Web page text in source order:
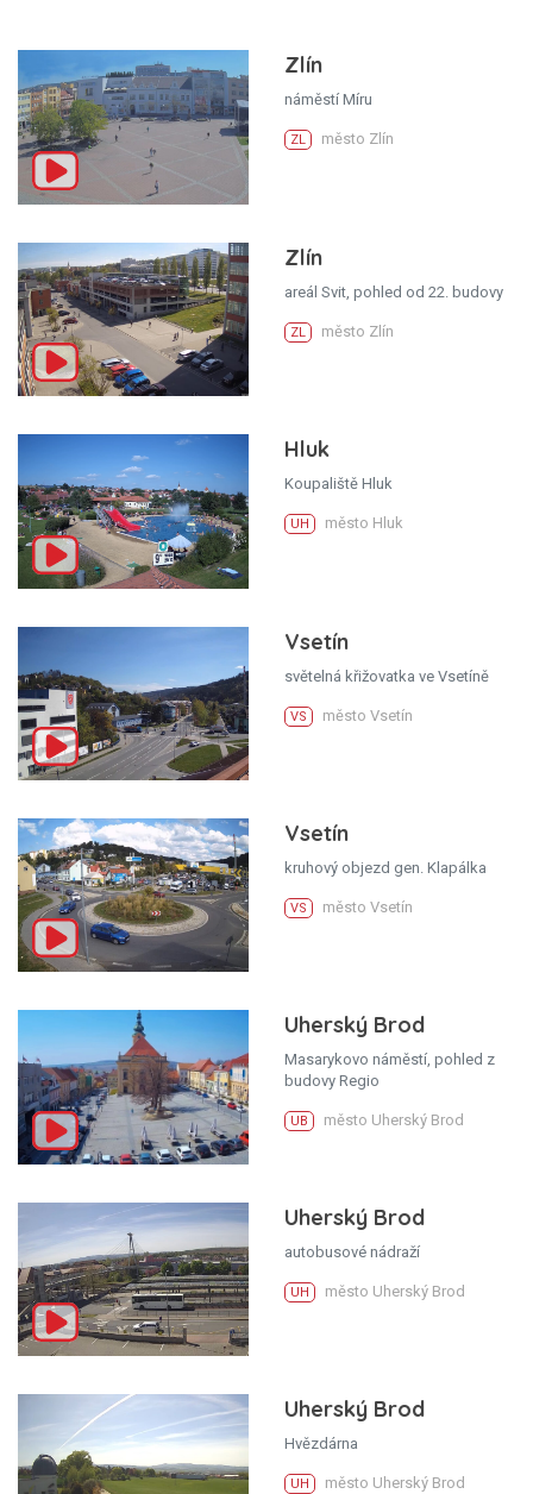
Zlín
náměstí Míru
ZL město Zlín
Zlín
areál Svit, pohled od 22. budovy
ZL město Zlín
Hluk
Koupaliště Hluk
UH město Hluk
Vsetín
světelná křižovatka ve Vsetíně
VS město Vsetín
Vsetín
kruhový objezd gen. Klapálka
VS město Vsetín
Uherský Brod
Masarykovo náměstí, pohled z
budovy Regio
UB město Uherský Brod
Uherský Brod
autobusové nádraží
UH město Uherský Brod
Uherský Brod
Hvězdárna
UH město Uherský Brod